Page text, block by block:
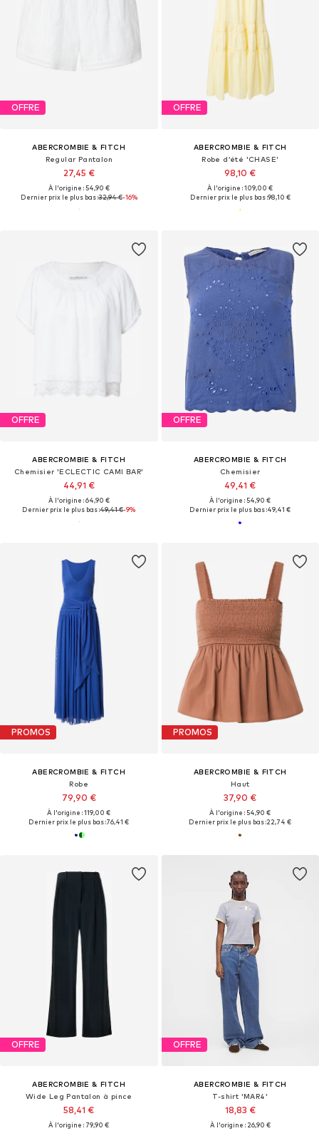
OFFRE
ABERCROMBIE & FITCH
Regular Pantalon
27,45 €
À l'origine : 54,90 €
Dernier prix le plus bas :32,94 €-16%
OFFRE
ABERCROMBIE & FITCH
Robe d’été 'CHASE'
98,10 €
À l'origine : 109,00 €
Dernier prix le plus bas :98,10 €
OFFRE
ABERCROMBIE & FITCH
Chemisier 'ECLECTIC CAMI BAR'
44,91 €
À l'origine : 64,90 €
Dernier prix le plus bas :49,41 €-9%
OFFRE
ABERCROMBIE & FITCH
Chemisier
49,41 €
À l'origine : 54,90 €
Dernier prix le plus bas :49,41 €
PROMOS
ABERCROMBIE & FITCH
Robe
79,90 €
À l'origine : 119,00 €
Dernier prix le plus bas :76,41 €
PROMOS
ABERCROMBIE & FITCH
Haut
37,90 €
À l'origine : 54,90 €
Dernier prix le plus bas :22,74 €
OFFRE
ABERCROMBIE & FITCH
Wide Leg Pantalon à pince
58,41 €
À l'origine : 79,90 €
OFFRE
ABERCROMBIE & FITCH
T-shirt 'MAR4'
18,83 €
À l'origine : 26,90 €